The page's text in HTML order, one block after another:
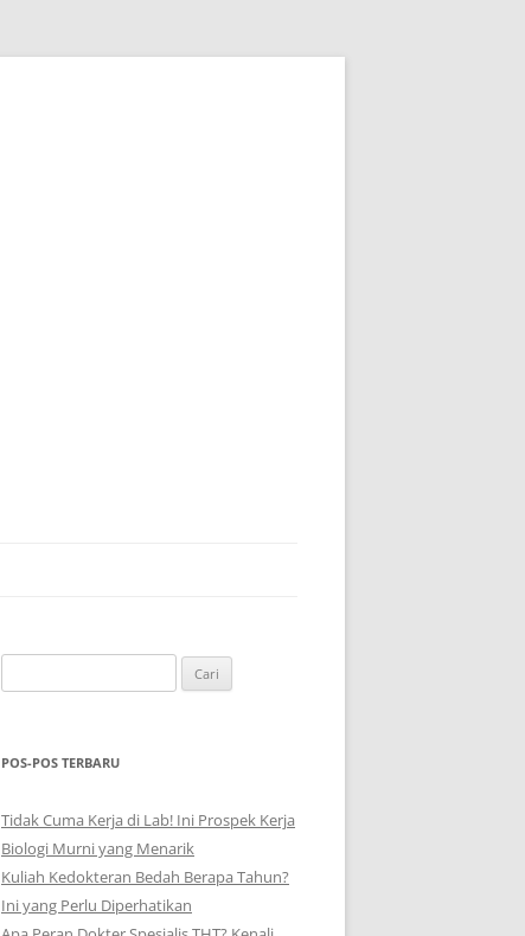
untuk:
POS-POS TERBARU
Tidak Cuma Kerja di Lab! Ini Prospek Kerja
Biologi Murni yang Menarik
Kuliah Kedokteran Bedah Berapa Tahun?
Ini yang Perlu Diperhatikan